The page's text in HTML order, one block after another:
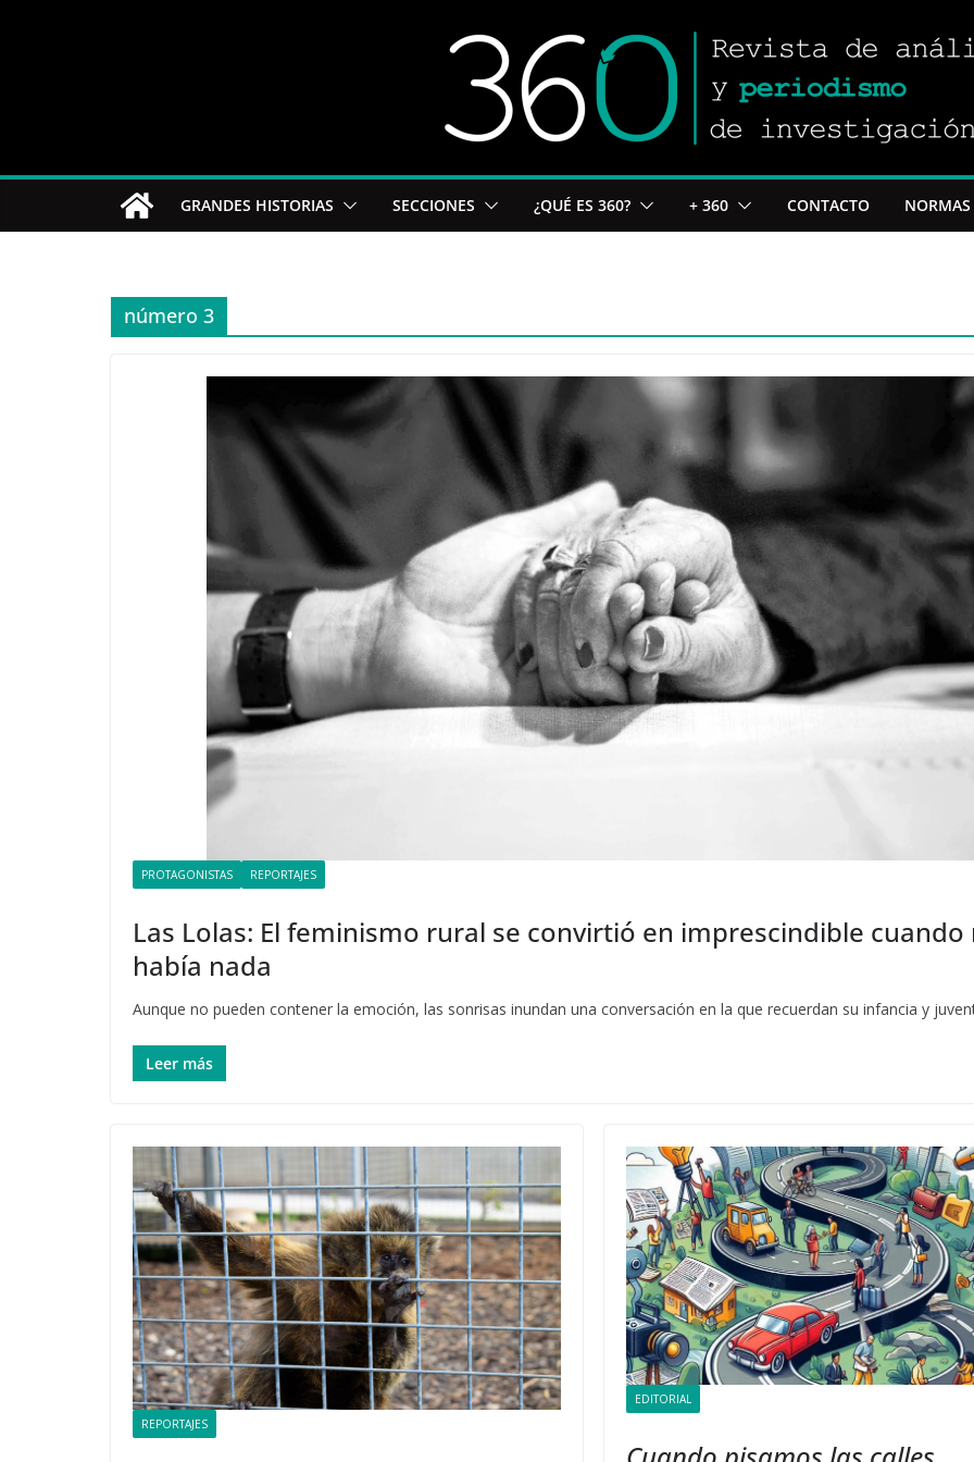
GRANDES HISTORIAS SECCIONES ¿QUÉ ES 360? + 360 CONTACTO
número 3
PROTAGONISTAS REPORTAJES
Las Lolas: El feminismo rural se convirtió en imprescindible cuando
había nada
Aunque no pueden contener la emoción, las sonrisas inundan una conversación en la que recuerdan su infancia y
Leer más
REPORTAJES
EDITORIAL